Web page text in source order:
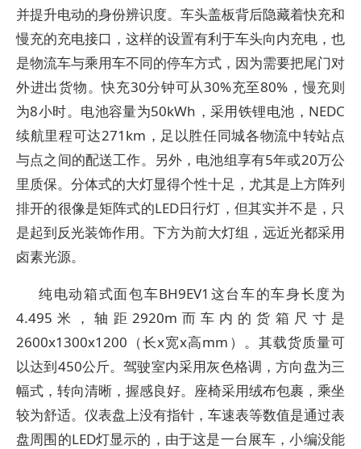
并提升电动的身份辨识度。车头盖板背后隐藏着快充和
慢充的充电接口，这样的设置有利于车头向内充电，也
是物流车与乘用车不同的停车方式，因为需要把尾门对
外进出货物。快充30分钟可从30%充至80%，慢充则
为8小时。电池容量为50kWh，采用铁锂电池，NEDC
续航里程可达271km，足以胜任同城各物流中转站点
与点之间的配送工作。另外，电池组享有5年或20万公
里质保。分体式的大灯显得个性十足，尤其是上方阵列
排开的很像是矩阵式的LED日行灯，但其实并不是，只
是起到反光装饰作用。下方为前大灯组，远近光都采用
卤素光源。
纯电动箱式面包车BH9EV1这台车的车身长度为
4.495米，轴距2920m而车内的货箱尺寸是
2600x1300x1200（长x宽x高mm）。其载货质量可
以达到450公斤。驾驶室内采用灰色格调，方向盘为三
幅式，转向清晰，握感良好。座椅采用绒布包裹，乘坐
较为舒适。仪表盘上没有指针，车速表等数值是通过表
盘周围的LED灯显示的，由于这是一台展车，小编没能